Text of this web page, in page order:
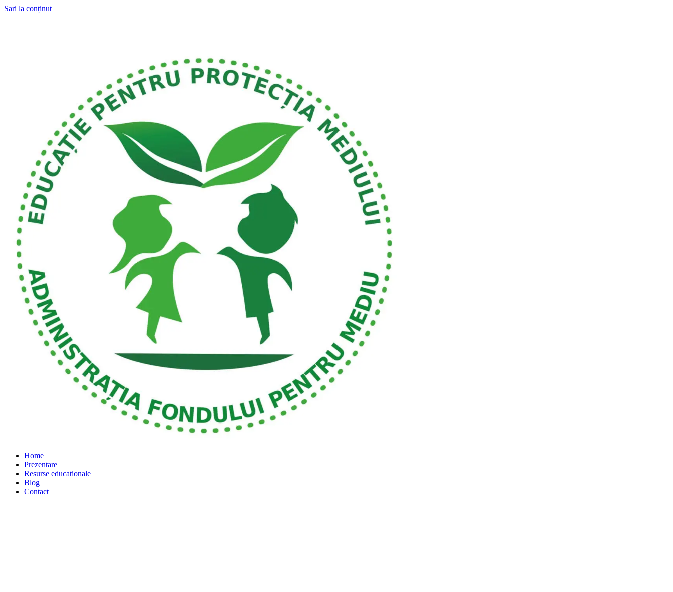
Sari la conținut
Home
Prezentare
Resurse educationale
Blog
Contact